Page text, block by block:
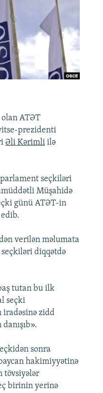
olan ATƏT
prezidenti
Əli Kərimli ilə
seçkiləri
Müşahidə
günü ATƏT-in
verilən məlumata
diqqətdə
tutan bu ilk
seçki
iradəsinə zidd
sonra
hakimiyyətinə
tövsiyələr
birinin yerinə